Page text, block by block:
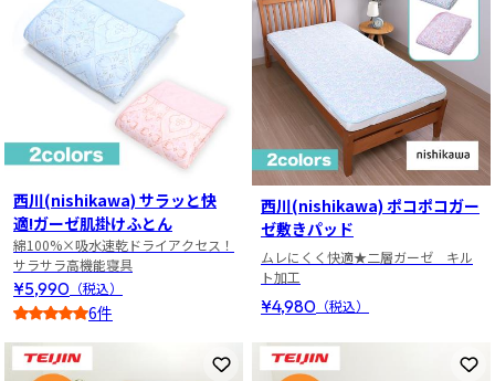
西川(nishikawa) サラッと快
適!ガーゼ肌掛けふとん
綿100%×吸水速乾ドライアクセス！
サラサラ高機能寝具
¥5,990 （税込）
6件
西川(nishikawa) ポコポコガー
ゼ敷きパッド
ムレにくく快適★二層ガーゼ キル
ト加工
¥4,980 （税込）
お気に入りに登録 お